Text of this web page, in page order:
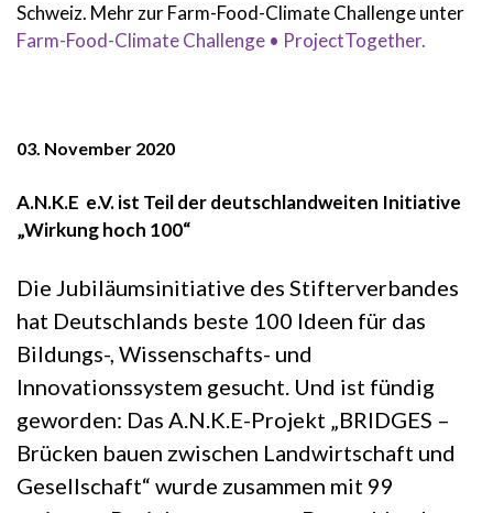
Schweiz. Mehr zur Farm-Food-Climate Challenge unter
Farm-Food-Climate Challenge • ProjectTogether.
03. November 2020
A.N.K.E e.V. ist Teil der deutschlandweiten Initiative
„Wirkung hoch 100“
Die Jubiläumsinitiative des Stifterverbandes
hat Deutschlands beste 100 Ideen für das
Bildungs-, Wissenschafts- und
Innovationssystem gesucht. Und ist fündig
geworden: Das A.N.K.E-Projekt „BRIDGES –
Brücken bauen zwischen Landwirtschaft und
Gesellschaft“ wurde zusammen mit 99